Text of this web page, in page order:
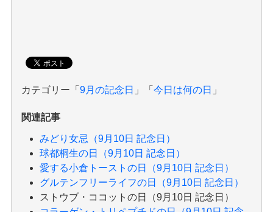
カテゴリー「 9月の記念日 」「 今日は何の日 」
関連記事
みどり女忌（9月10日 記念日）
球都桐生の日（9月10日 記念日）
愛する小倉トーストの日（9月10日 記念日）
グルテンフリーライフの日（9月10日 記念日）
ストウブ・ココットの日（9月10日 記念日）